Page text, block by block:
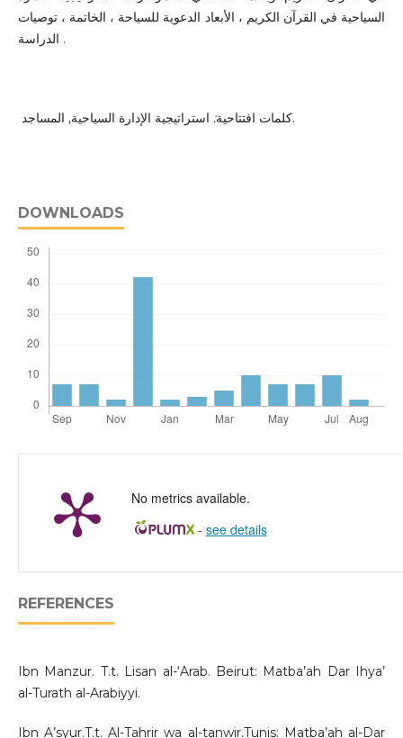
السياحية في القرآن الكريم ، الأبعاد الدعوية للسياحة ، الخاتمة ، توصيات
الدراسة .
كلمات افتتاحية: استراتيجية الإدارة السياحية, المساجد.
DOWNLOADS
No metrics available.
- see details
REFERENCES
Ibn Manzur. T.t. Lisan al-‘Arab. Beirut: Matba’ah Dar Ihya’
al-Turath al-Arabiyyi.
Ibn A’syur.T.t. Al-Tahrir wa al-tanwir.Tunis: Matba’ah al-Dar